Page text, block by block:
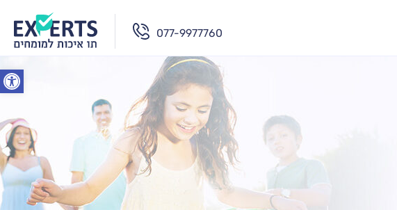
פתח
077-9977760